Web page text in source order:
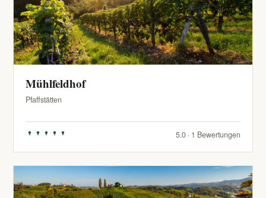
Mühlfeldhof
Pfaffstätten
5.0 · 1 Bewertungen